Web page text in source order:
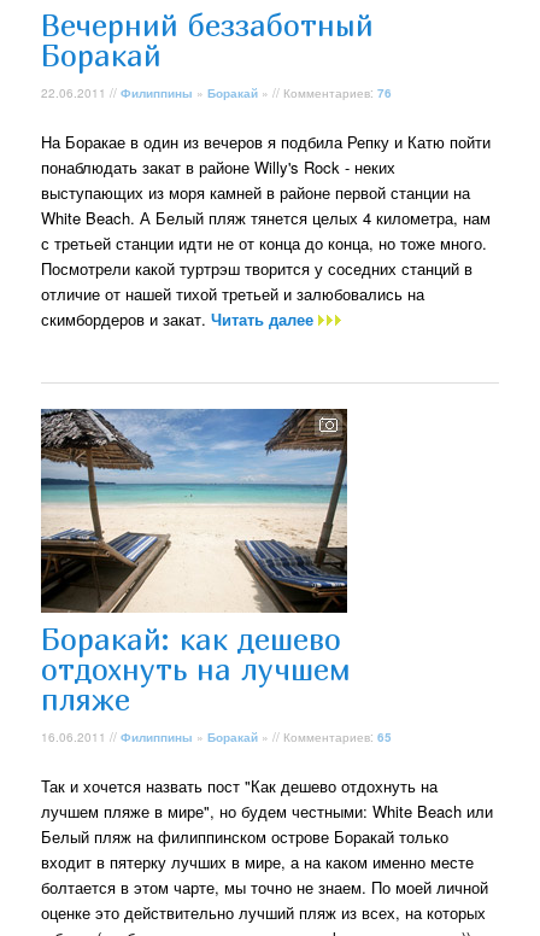
Вечерний беззаботный
Боракай
22.06.2011 //Филиппины »Боракай » // Комментариев:76
На Боракае в один из вечеров я подбила Репку и Катю пойти
понаблюдать закат в районе Willy's Rock - неких
выступающих из моря камней в районе первой станции на
White Beach. А Белый пляж тянется целых 4 километра, нам
с третьей станции идти не от конца до конца, но тоже много.
Посмотрели какой туртрэш творится у соседних станций в
отличие от нашей тихой третьей и залюбовались на
скимбордеров и закат.Читать далее
Боракай: как дешево
отдохнуть на лучшем
пляже
16.06.2011 //Филиппины »Боракай » // Комментариев:65
Так и хочется назвать пост "Как дешево отдохнуть на
лучшем пляже в мире", но будем честными: White Beach или
Белый пляж на филиппинском острове Боракай только
входит в пятерку лучших в мире, а на каком именно месте
болтается в этом чарте, мы точно не знаем. По моей личной
оценке это действительно лучший пляж из всех, на которых